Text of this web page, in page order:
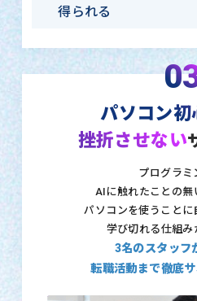
得られる
パソコン初
挫折させない
プログラミ
AIに触れたことの無
パソコンを使うことに
学び切れる仕組み
3名のスタッフ
転職活動まで徹底